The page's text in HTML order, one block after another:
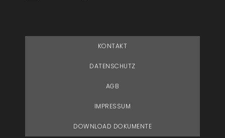
KONTAKT
DATENSCHUTZ
AGB
IMPRESSUM
DOWNLOAD DOKUMENTE